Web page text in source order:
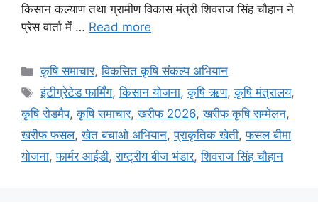
किसान कल्याण तथा ग्रामीण विकास मंत्री शिवराज सिंह चौहान ने
प्रेस वार्ता में … Read more
कृषि समाचार,विकसित कृषि संकल्प अभियान
इंटीग्रेटेड फार्मिंग,किसान योजना,कृषि ऋण,कृषि मंत्रालय,
कृषि रोडमैप,कृषि समाचार,खरीफ 2026,खरीफ कृषि सम्मेलन,
खरीफ फसल,खेत बचाओ अभियान,प्राकृतिक खेती,फसल बीमा
योजना,फार्मर आईडी,राष्ट्रीय बीज भंडार,शिवराज सिंह चौहान